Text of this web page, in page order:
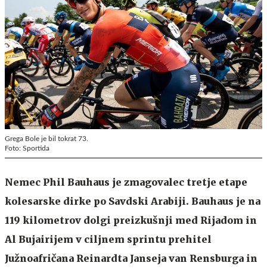
Grega Bole je bil tokrat 73.
Foto: Sportida
Nemec Phil Bauhaus je zmagovalec tretje etape
kolesarske dirke po Savdski Arabiji. Bauhaus je na
119 kilometrov dolgi preizkušnji med Rijadom in
Al Bujairijem v ciljnem sprintu prehitel
Južnoafričana Reinardta Janseja van Rensburga in